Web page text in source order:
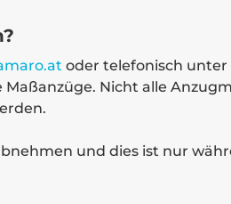
oder telefonisch unter
Nicht alle
und dies ist nur